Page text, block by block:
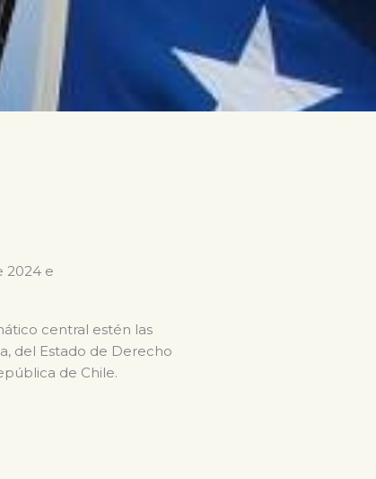
2024 e
central estén las
del Estado de Derecho
de Chile.